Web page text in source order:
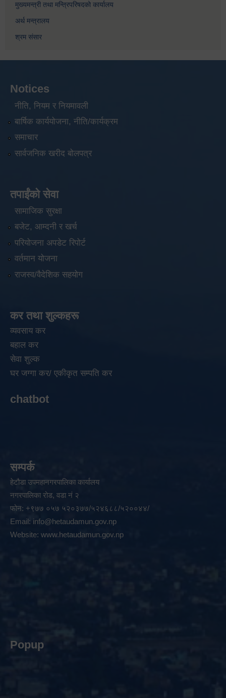
मुख्यमन्त्री तथा मन्त्रिपरिषदको कार्यालय
अर्थ मन्त्रालय
श्रम संसार
Notices
नीति, नियम र नियमावली
बार्षिक कार्ययोजना, नीति/कार्यक्रम
समाचार
सार्वजनिक खरीद बोलपत्र
तपाईंको सेवा
सामाजिक सुरक्षा
बजेट, आम्दनी र खर्च
परियोजना अपडेट रिपोर्ट
वर्तमान योजना
राजस्व/वैदेशिक सहयोग
कर तथा शुल्कहरू
व्यवसाय कर
बहाल कर
सेवा शुल्क
घर जग्गा कर/ एकीकृत सम्पति कर
chatbot
सम्पर्क
हेटौडा उपमहानगरपालिका कार्यालय
नगरपालिका रोड, वडा नं २
फोन: +९७७ ०५७ ५२०३७७/५२४६८८/५२००४४/
Email: info@hetaudamun.gov.np
Website: www.hetaudamun.gov.np
Popup